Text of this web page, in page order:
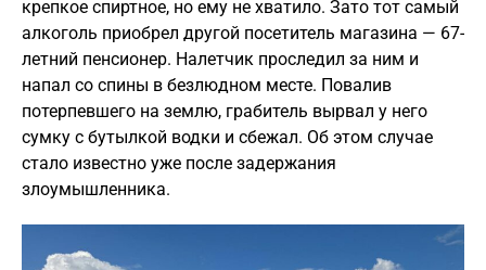
крепкое спиртное, но ему не хватило. Зато тот самый
алкоголь приобрел другой посетитель магазина — 67-
летний пенсионер. Налетчик проследил за ним и
напал со спины в безлюдном месте. Повалив
потерпевшего на землю, грабитель вырвал у него
сумку с бутылкой водки и сбежал. Об этом случае
стало известно уже после задержания
злоумышленника.